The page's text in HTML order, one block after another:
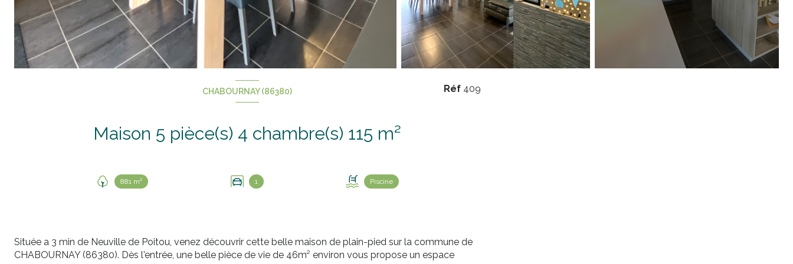
CHABOURNAY (86380)
Maison 5 pièce(s) 4 chambre(s) 115 m²
881 m² 1 Piscine
Réf 409
Située a 3 min de Neuville de Poitou, venez découvrir cette belle maison de plain-pied sur la commune de
CHABOURNAY (86380). Dès l'entrée, une belle pièce de vie de 46m² environ vous propose un espace